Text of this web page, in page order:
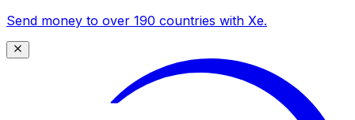
Send money to over 190 countries with Xe.